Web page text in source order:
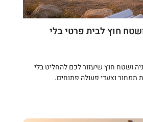
חוץ לבית פרטי בלי
ושטח חוץ שיעזור לכם להחליט בלי
תמחור וצעדי פעולה פתוחים.